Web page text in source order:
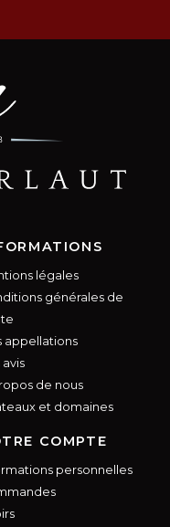
légales
générales de
appellations
avis
de nous
et domaines
COMPTE
personnelles